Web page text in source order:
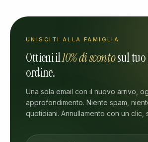
UNISCITI ALLA FAMIGLIA
Ottieni il10% di scontosul tuo
ordine.
Una sola email con il nuovo arrivo,
approfondimento. Niente spam,
quotidiani. Annullamento con un clic,